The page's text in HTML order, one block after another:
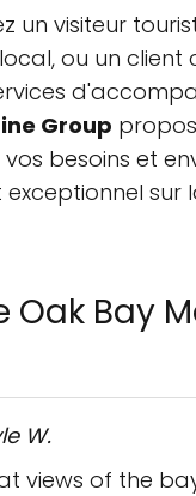
un visiteur
ou un client
Group
besoins et
sur
Oak Bay
W.
views of the